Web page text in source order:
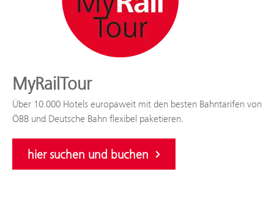
MyRailTour
Über 10.000 Hotels europaweit mit den besten Bahntarifen von
ÖBB und Deutsche Bahn flexibel paketieren.
hier suchen und buchen